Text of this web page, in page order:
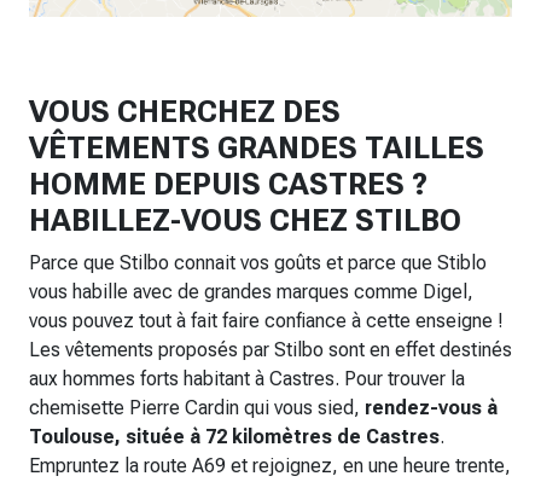
VOUS CHERCHEZ DES
VÊTEMENTS GRANDES TAILLES
HOMME DEPUIS CASTRES ?
HABILLEZ-VOUS CHEZ STILBO
Parce que Stilbo connait vos goûts et parce que Stiblo
vous habille avec de grandes marques comme Digel,
vous pouvez tout à fait faire confiance à cette enseigne !
Les vêtements proposés par Stilbo sont en effet destinés
aux hommes forts habitant à Castres. Pour trouver la
chemisette Pierre Cardin qui vous sied, rendez-vous à
Toulouse, située à 72 kilomètres de Castres.
Empruntez la route A69 et rejoignez, en une heure trente,